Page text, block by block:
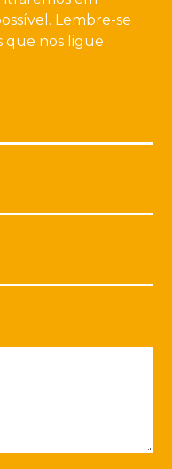
Lembre-se
que nos ligue